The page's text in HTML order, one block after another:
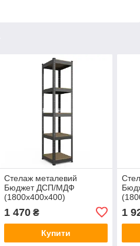
Стелаж металевий
Бюджет ДСП/МДФ
(1800х400х400)
1 470₴
Купити
1